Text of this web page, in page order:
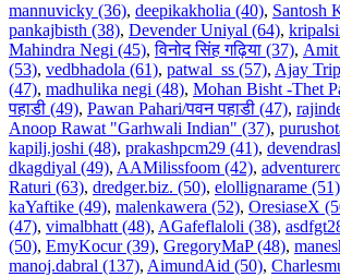
mannuvicky (36), deepikakholia (40), Santosh
pankajbisth (38), Devender Uniyal (64),
Mahindra Negi (45),विनोद सिंह गढ़िया (37), Amit
(53), vedbhadola (61), patwal_ss (57), Ajay
(47), madhulika negi (48), Mohan Bisht -Thet
पहाडी (49), Pawan Pahari/पवन पहाडी (47),
Anoop Rawat "Garhwali Indian" (37),
kapilj.joshi (48), prakashpcm29 (41),
dkagdiyal (49), AAMilissfoom (42),
Raturi (63), dredger.biz. (50), elollignarame (51)
kaYaftike (49), malenkawera (52), OresiaseX
(47), vimalbhatt (48), AGafeflaloli (38),
(50), EmyKocur (39), GregoryMaP (48),
manoj.dabral (137), AimundAid (50),